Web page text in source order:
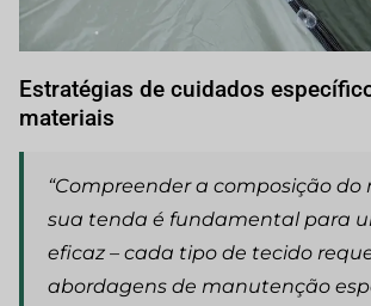
Estratégias de cuidados
materiais
“Compreender a composição
sua tenda é fundamental para
eficaz – cada tipo de tecido
abordagens de manutenção